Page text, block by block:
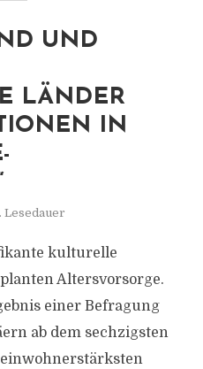
UND
LÄNDER
IN
Lesedauer
kulturelle
Altersvorsorge.
einer Befragung
ab dem sechzigsten